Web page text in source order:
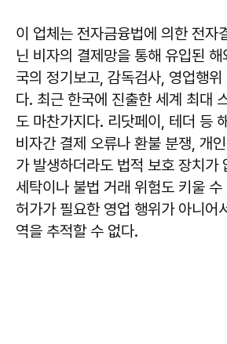
이 업체는 전자금융법에 의한 전자
닌 비자의 결제망을 통해 유입된
국의 정기보고, 감독검사, 영업행
다. 최근 한국에 진출한 세계 최대
도 마찬가지다. 리닷페이, 테더 등
비자간 결제 오류나 환불 분쟁, 개
가 발생하더라도 법적 보호 장치가
세탁이나 불법 거래 위험도 키울 수
허가가 필요한 영업 행위가 아니어
역을 추적할 수 없다.